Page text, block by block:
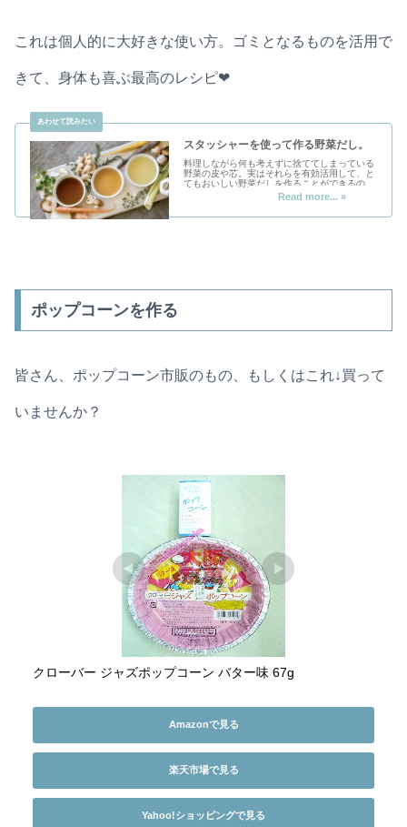
これは個人的に大好きな使い方。ゴミとなるものを活用で
きて、身体も喜ぶ最高のレシピ❤︎
スタッシャーを使って作る野菜だし。
料理しながら何も考えずに捨ててしまっている
野菜の皮や芯。実はそれらを有効活用して、と
てもおいしい野菜だしを作ることができるので
す！ 使い捨てない容器、スタッシャーバッグで
野菜くずを保管してゼロウェイストかつ身体に
ポップコーンを作る
皆さん、ポップコーン市販のもの、もしくはこれ↓買って
いませんか？
クローバー ジャズポップコーン バター味 67g
Amazonで見る
楽天市場で見る
Yahoo!ショッピングで見る